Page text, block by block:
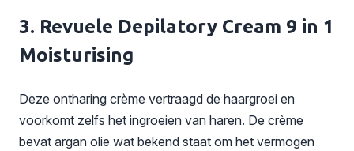
3. Revuele Depilatory Cream 9 in 1
Moisturising
Deze ontharing crème vertraagd de haargroei en
voorkomt zelfs het ingroeien van haren. De crème
bevat argan olie wat bekend staat om het vermogen